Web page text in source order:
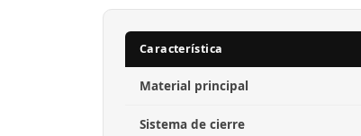
Característica
Material principal
Sistema de cierre